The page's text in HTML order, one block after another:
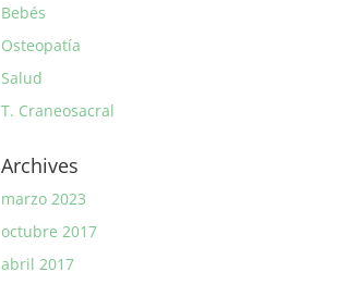
Bebés
Osteopatía
Salud
T. Craneosacral
Archives
marzo 2023
octubre 2017
abril 2017